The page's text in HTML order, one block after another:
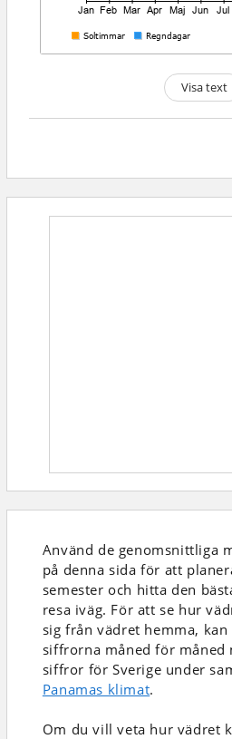
Visa text
Använd de genomsnittliga
på denna sida för att
semester och hitta den
resa iväg. För att se hur
sig från vädret hemma,
siffrorna måned för måned
siffror för Sverige under
Panamas klimat.
Om du vill veta hur vädret